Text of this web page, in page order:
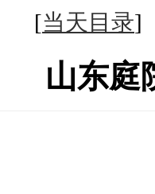
[当天目录
山东庭